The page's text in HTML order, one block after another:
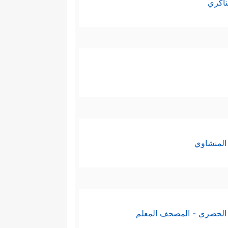
الحصري - المصحف المعلم